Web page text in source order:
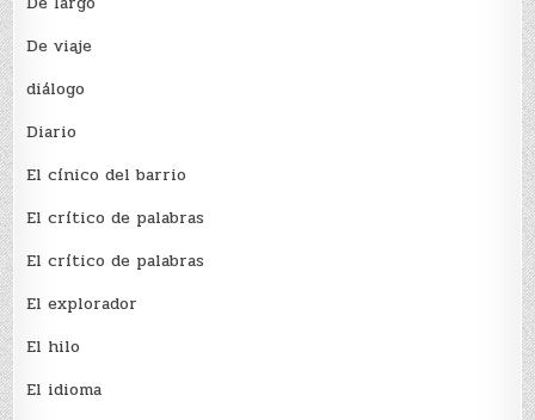
De viaje
diálogo
Diario
El cínico del barrio
El crí­tico de palabras
El crí­tico de palabras
El explorador
El hilo
El idioma